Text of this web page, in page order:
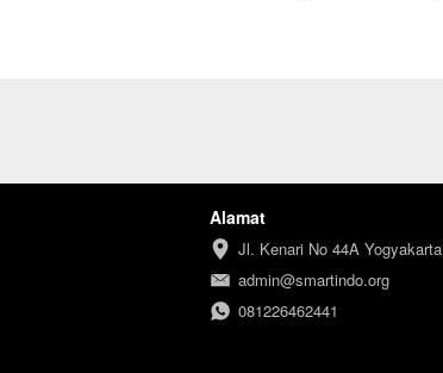
Alamat
Jl. Kenari No 44A Yogyakarta
admin@smartindo.org
081226462441